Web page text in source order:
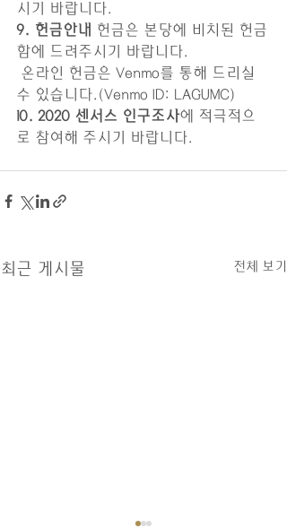
시기 바랍니다.
9. 헌금안내 헌금은 본당에 비치된 헌금
함에 드려주시기 바랍니다.
수 있습니다.(Venmo ID: LAGUMC)
10. 2020 센서스 인구조사에 적극적으
로 참여해 주시기 바랍니다.
최근 게시물 전체 보기